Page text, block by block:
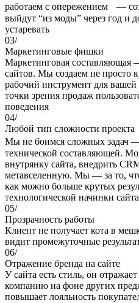
работаем с опережением —
выйдут “из моды” через год и
устаревать
03/
Маркетинговые фишки
Маркетинговая составляющая
сайтов. Мы создаем не просто
рабочий инструмент для
точки зрения продаж
поведения
04/
Любой тип сложности проекта
Мы не боимся сложных задач
технической составляющей.
внутрянку сайта, внедрить
метавселенную. Мы — за то,
как можно больше крутых
технологической начинки сайта
05/
Прозрачность работы
Клиент не получает кота в
видит промежуточные
06/
Отражение бренда на сайте
У сайта есть стиль, он
компанию на фоне других
повышает лояльность